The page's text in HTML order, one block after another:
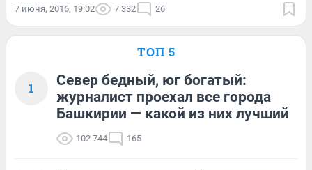
7 июня, 2016, 19:02 7 332 26
ТОП 5
1
Север бедный, юг богатый:
журналист проехал все города
Башкирии — какой из них лучший
102 744 165